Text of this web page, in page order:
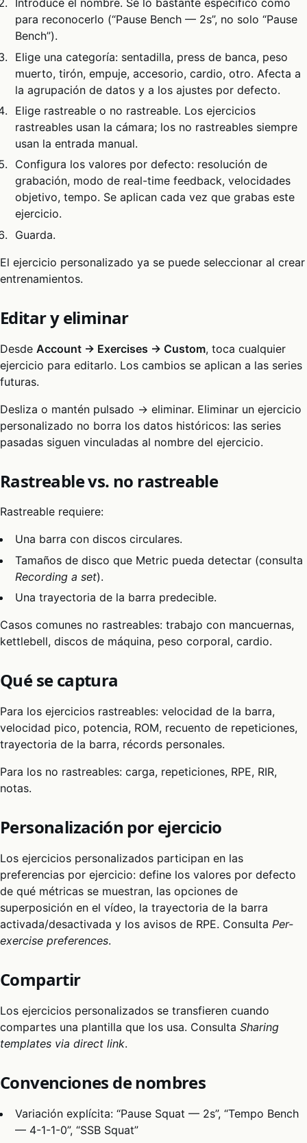
Introduce el nombre. Sé lo bastante específico como
para reconocerlo (“Pause Bench — 2s”, no solo “Pause
Bench”).
Elige una categoría: sentadilla, press de banca, peso
muerto, tirón, empuje, accesorio, cardio, otro. Afecta a
la agrupación de datos y a los ajustes por defecto.
Elige rastreable o no rastreable. Los ejercicios
rastreables usan la cámara; los no rastreables siempre
usan la entrada manual.
Configura los valores por defecto: resolución de
grabación, modo de real-time feedback, velocidades
objetivo, tempo. Se aplican cada vez que grabas este
ejercicio.
Guarda.
El ejercicio personalizado ya se puede seleccionar al crear
entrenamientos.
Editar y eliminar
Desde Account → Exercises → Custom, toca cualquier
ejercicio para editarlo. Los cambios se aplican a las series
futuras.
Desliza o mantén pulsado → eliminar. Eliminar un ejercicio
personalizado no borra los datos históricos: las series
pasadas siguen vinculadas al nombre del ejercicio.
Rastreable vs. no rastreable
Rastreable requiere:
Una barra con discos circulares.
Tamaños de disco que Metric pueda detectar (consulta
Recording a set).
Una trayectoria de la barra predecible.
Casos comunes no rastreables: trabajo con mancuernas,
kettlebell, discos de máquina, peso corporal, cardio.
Qué se captura
Para los ejercicios rastreables: velocidad de la barra,
velocidad pico, potencia, ROM, recuento de repeticiones,
trayectoria de la barra, récords personales.
Para los no rastreables: carga, repeticiones, RPE, RIR,
notas.
Personalización por ejercicio
Los ejercicios personalizados participan en las
preferencias por ejercicio: define los valores por defecto
de qué métricas se muestran, las opciones de
superposición en el vídeo, la trayectoria de la barra
activada/desactivada y los avisos de RPE. Consulta Per-
exercise preferences.
Compartir
Los ejercicios personalizados se transfieren cuando
compartes una plantilla que los usa. Consulta Sharing
templates via direct link.
Convenciones de nombres
Variación explícita: “Pause Squat — 2s”, “Tempo Bench
— 4-1-1-0”, “SSB Squat”